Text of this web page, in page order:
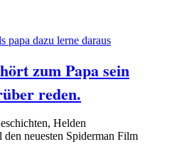
zum Papa sein
reden.
Helden
neuesten Spiderman Film